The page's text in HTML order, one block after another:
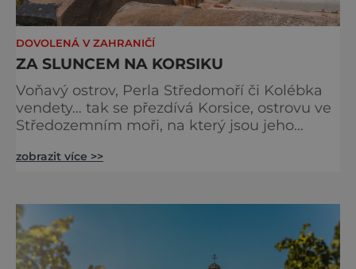
DOVOLENÁ V ZAHRANIČÍ
ZA SLUNCEM NA KORSIKU
Voňavý ostrov, Perla Středomoří či Kolébka
vendety… tak se přezdívá Korsice, ostrovu ve
Středozemním moři, na který jsou jeho
prožité dny nemohou vynachválit. Na tomhle
v moři, nebo si ji chcete zpestřit různými
výlety za poznáváním přírody či objevováním
památek. Najdete tu
zobrazit více >>